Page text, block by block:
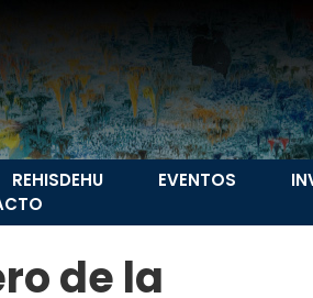
REHISDEHU EVENTOS
de la